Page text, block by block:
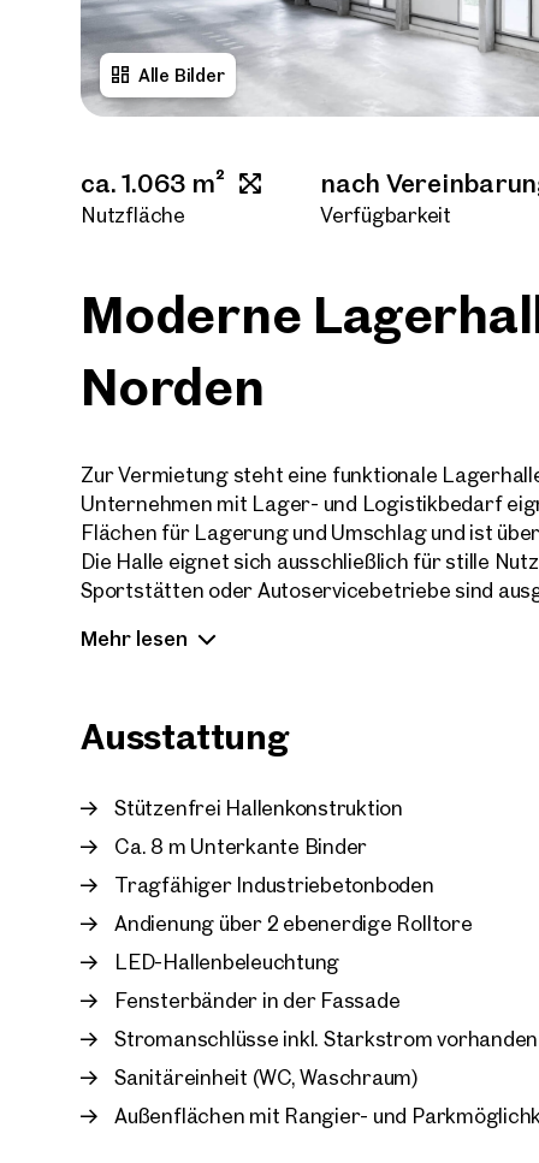
Alle Bilder
ca. 1.063 m²
Nutzfläche
nach
Verfügbarkeit
Moderne
Norden
Zur Vermietung steht eine funktionale
Unternehmen mit Lager- und Logistikbedarf
Flächen für Lagerung und Umschlag und ist
Die Halle eignet sich ausschließlich für stille
Sportstätten oder Autoservicebetriebe sind
Das Objekt befindet sich in neuwertigem
Mehr lesen
Ausstattung
Stützenfrei Hallenkonstruktion
Ca. 8 m Unterkante Binder
Tragfähiger Industriebetonboden
Andienung über 2 ebenerdige Rolltore
LED-Hallenbeleuchtung
Fensterbänder in der Fassade
Stromanschlüsse inkl. Starkstrom vorhanden
Sanitäreinheit (WC, Waschraum)
Außenflächen mit Rangier- und